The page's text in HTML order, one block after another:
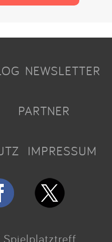
NEWSLETTER
PARTNER
IMPRESSUM